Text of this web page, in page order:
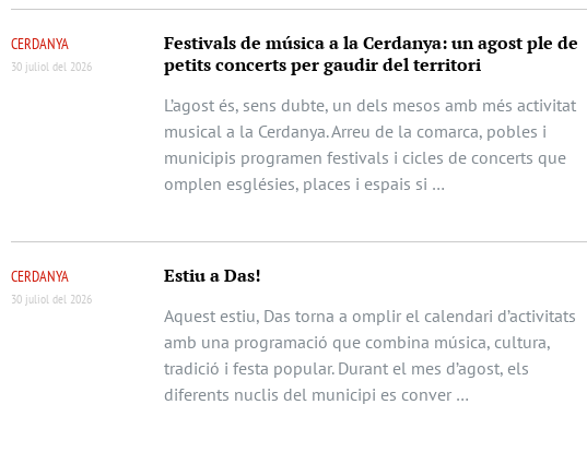
CERDANYA
30 juliol del 2026
Festivals de música a la Cerdanya: un agost ple de
petits concerts per gaudir del territori
L’agost és, sens dubte, un dels mesos amb més activitat
musical a la Cerdanya. Arreu de la comarca, pobles i
municipis programen festivals i cicles de concerts que
omplen esglésies, places i espais si …
CERDANYA
30 juliol del 2026
Estiu a Das!
Aquest estiu, Das torna a omplir el calendari d’activitats
amb una programació que combina música, cultura,
tradició i festa popular. Durant el mes d’agost, els
diferents nuclis del municipi es conver …